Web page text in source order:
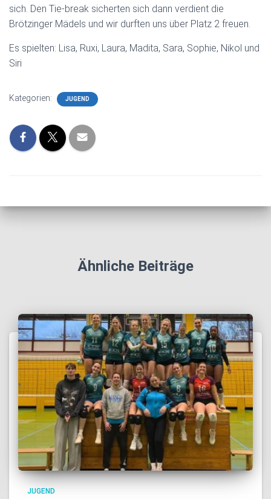
sich. Den Tie-break sicherten sich dann verdient die
Brötzinger Mädels und wir durften uns über Platz 2 freuen.
Es spielten: Lisa, Ruxi, Laura, Madita, Sara, Sophie, Nikol und
Siri
Kategorien: JUGEND
Ähnliche Beiträge
JUGEND